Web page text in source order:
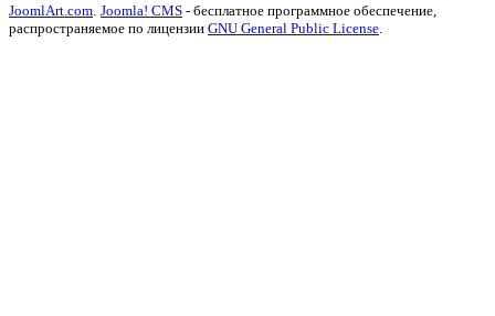
JoomlArt.com Joomla! CMS - бесплатное программное обеспечение,
распространяемое по лицензии GNU General Public License